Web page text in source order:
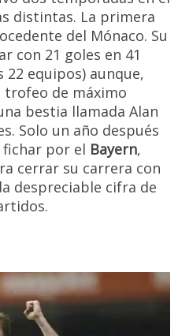
distintas. La primera
del Mónaco. Su
con 21 goles en 41
equipos) aunque,
trofeo de máximo
bestia llamada Alan
Solo un año después
fichar por el Bayern,
cerrar su carrera con
despreciable cifra de